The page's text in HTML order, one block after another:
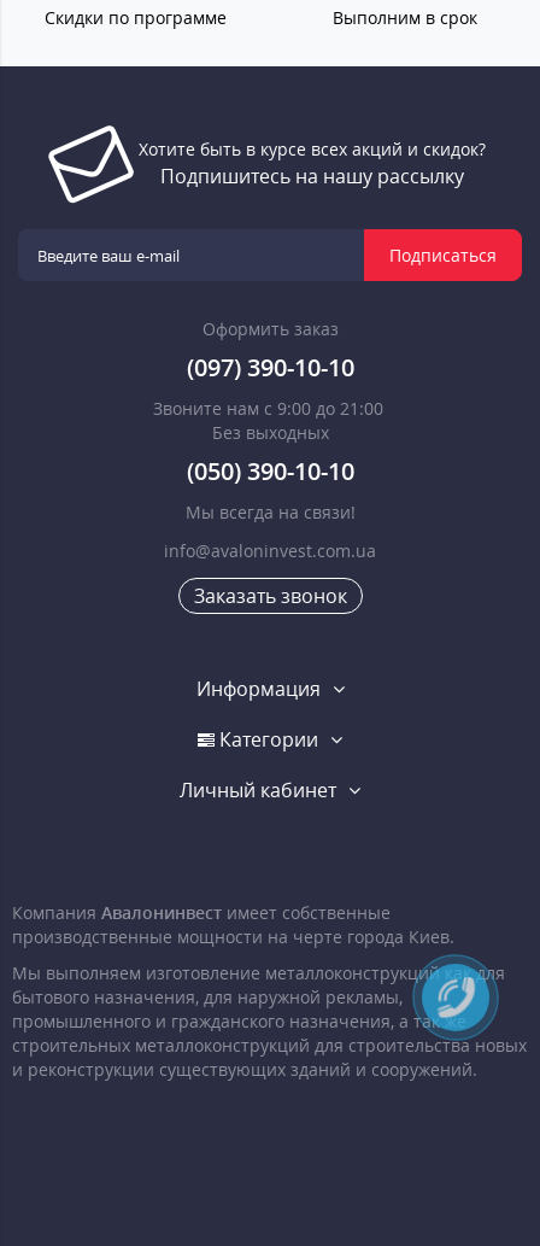
Скидки по программе Выполним в срок
Хотите быть в курсе всех акций и скидок?
Подпишитесь на нашу рассылку
Подписаться
Оформить заказ
(097) 390-10-10
Звоните нам с 9:00 до 21:00
Без выходных
(050) 390-10-10
Мы всегда на связи!
info@avaloninvest.com.ua
Заказать звонок
Информация
Категории
Личный кабинет
Компания Авалонинвест имеет собственные
производственные мощности на черте города Киев.
Мы выполняем изготовление металлоконструкций как для
бытового назначения, для наружной рекламы,
промышленного и гражданского назначения, а так же
строительных металлоконструкций для строительства новых
и реконструкции существующих зданий и сооружений.